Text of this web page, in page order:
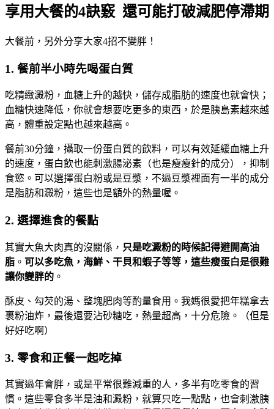
享用大餐的4訣竅 還可能打破減肥停滯期
大餐前，另外分享大家4招不變胖！
1. 餐前半小時先喝蛋白質
吃精緻澱粉，血糖上升的越快，儲存成脂肪的速度也就會快；
血糖快速降低，你就會想要吃更多的東西，於是胰島素越來越
高，體重設定點也越來越高。
餐前30分鐘，攝取一份蛋白質的飲料，可以有效延緩血糖上升
的速度，蛋白飲也能刺激腸泌素（也是瘦瘦針的成分），抑制
食慾。可以選擇蛋白粉或是豆漿，不過豆漿裡面有一半的成分
是脂肪和澱粉，這些也是額外的熱量喔。
2. 選擇進食的餐點
其實大魚大肉真的沒關係， 只是吃澱粉的時候記得避開高油
脂 。 可以多吃魚，海鮮、干貝和蝦子等等，這些瘦蛋白是很難
讓你變胖的 。
酥皮、勾芡的湯、整塊肥肉等酌量食用。我媽很愛把年糕拿去
裹粉油炸，最後還要沾砂糖吃，熱量超高，十分危險。（但是
好好吃啊）
3. 零食和正餐一起吃掉
其實過年會胖，或是平常很難減重的人，多半有吃零食的習
慣。這些零食多半是油和澱粉，就算只吃一點點，也會刺激胰